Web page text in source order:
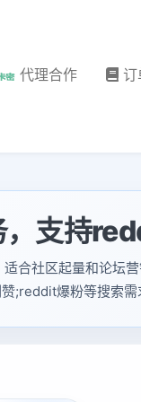
代理合作 订
支持
合社区起量和论坛营
;reddit爆粉等搜索需